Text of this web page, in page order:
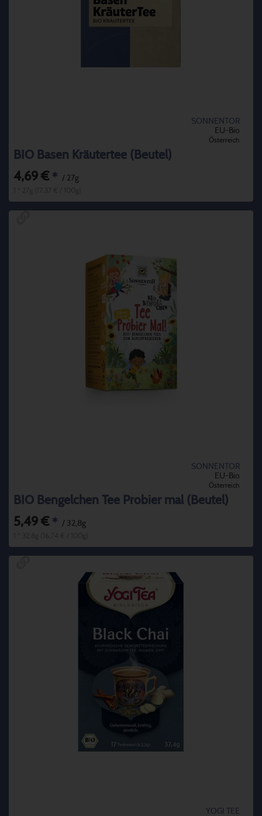
SONNENTOR
EU-Bio
Österreich
BIO Basen Kräutertee (Beutel)
4,69 € * / 27g
SONNENTOR
EU-Bio
Österreich
BIO Bengelchen Tee Probier mal (Beutel)
5,49 € * / 32,8g
YOGI TEE